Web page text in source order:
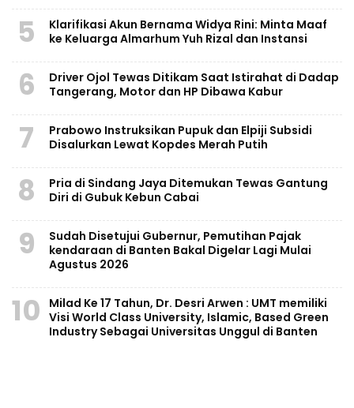
5
Klarifikasi Akun Bernama Widya Rini: Minta Maaf
ke Keluarga Almarhum Yuh Rizal dan Instansi
6
Driver Ojol Tewas Ditikam Saat Istirahat di Dadap
Tangerang, Motor dan HP Dibawa Kabur
7
Prabowo Instruksikan Pupuk dan Elpiji Subsidi
Disalurkan Lewat Kopdes Merah Putih
8
Pria di Sindang Jaya Ditemukan Tewas Gantung
Diri di Gubuk Kebun Cabai
9
Sudah Disetujui Gubernur, Pemutihan Pajak
kendaraan di Banten Bakal Digelar Lagi Mulai
Agustus 2026
10
Milad Ke 17 Tahun, Dr. Desri Arwen : UMT memiliki
Visi World Class University, Islamic, Based Green
Industry Sebagai Universitas Unggul di Banten